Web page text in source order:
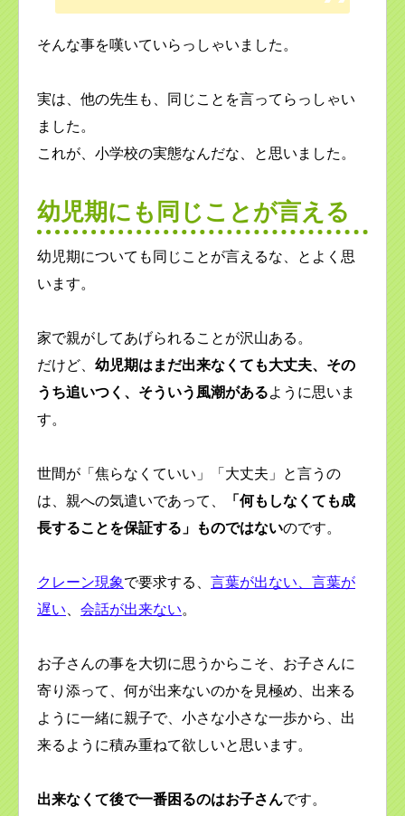
そんな事を嘆いていらっしゃいました。
実は、他の先生も、同じことを言ってらっしゃい
ました。
これが、小学校の実態なんだな、と思いました。
幼児期にも同じことが言える
幼児期についても同じことが言えるな、とよく思
います。
家で親がしてあげられることが沢山ある。
だけど、 幼児期はまだ出来なくても大丈夫、その
うち追いつく、そういう風潮があるように思いま
す。
世間が「焦らなくていい」「大丈夫」と言うの
は、親への気遣いであって、
「何もしなくても成
長することを保証する」ものではないのです。
クレーン現象で要求する、 言葉が出ない、言葉が
遅い
会話が出来ない。
お子さんの事を大切に思うからこそ、お子さんに
寄り添って、何が出来ないのかを見極め、出来る
ように一緒に親子で、小さな小さな一歩から、出
来るように積み重ねて欲しいと思います。
出来なくて後で一番困るのはお子さんです。